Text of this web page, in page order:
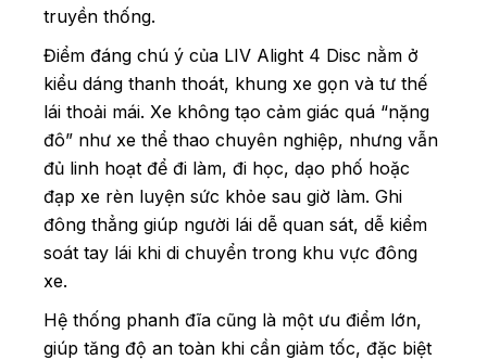
truyền thống.
Điểm đáng chú ý của LIV Alight 4 Disc nằm ở
kiểu dáng thanh thoát, khung xe gọn và tư thế
lái thoải mái. Xe không tạo cảm giác quá “nặng
đô” như xe thể thao chuyên nghiệp, nhưng vẫn
đủ linh hoạt để đi làm, đi học, dạo phố hoặc
đạp xe rèn luyện sức khỏe sau giờ làm. Ghi
đông thẳng giúp người lái dễ quan sát, dễ kiểm
soát tay lái khi di chuyển trong khu vực đông
xe.
Hệ thống phanh đĩa cũng là một ưu điểm lớn,
giúp tăng độ an toàn khi cần giảm tốc, đặc biệt